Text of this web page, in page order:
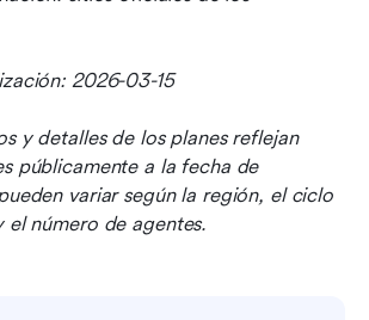
2026-03-15
y detalles de los planes reflejan
públicamente a la fecha de
variar según la región, el ciclo
número de agentes.